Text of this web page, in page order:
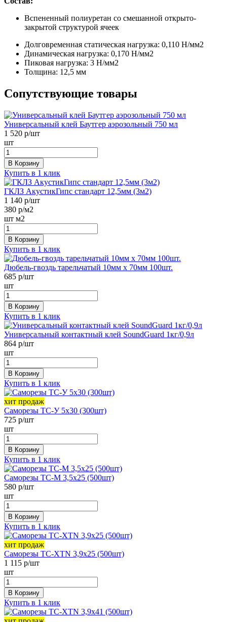
Вспененный полиуретан со смешанной открыто-
закрытой структурой ячеек
Долговременная статическая нагрузка: 0,110 Н/мм2
Динамическая нагрузка: 0,170 Н/мм2
Пиковая нагрузка: 3 Н/мм2
Толщина: 12,5 мм
Сопутствующие товары
Универсальный клей Баутгер аэрозольный 750 мл
1 520 р/шт
шт
В Корзину
Купить в 1 клик
ГКЛЗ АкустикГипс стандарт 12,5мм (3м2)
1 140 р/шт
380 р/м2
шт м2
В Корзину
Купить в 1 клик
Дюбель-гвоздь тарельчатый 10мм х 70мм 100шт.
685 р/шт
шт
В Корзину
Купить в 1 клик
Универсальный контактный клей SoundGuard 1кг/0,9л
864 р/шт
шт
В Корзину
Купить в 1 клик
хит продаж
Саморезы ТС-У 5х30 (300шт)
725 р/шт
шт
В Корзину
Купить в 1 клик
Саморезы ТС-М 3,5х25 (500шт)
580 р/шт
шт
В Корзину
Купить в 1 клик
хит продаж
Саморезы ТС-XTN 3,9х25 (500шт)
1 115 р/шт
шт
В Корзину
Купить в 1 клик